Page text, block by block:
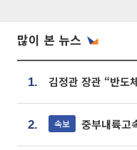
많이 본 뉴스
1.
2. 속보 중부내륙고